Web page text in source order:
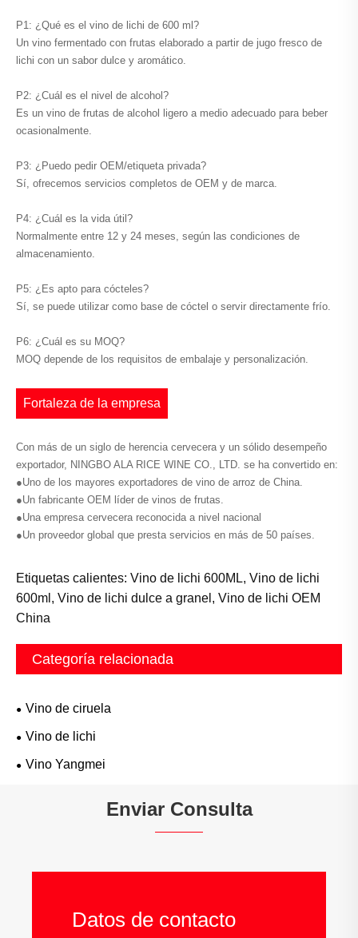
P1: ¿Qué es el vino de lichi de 600 ml?
Un vino fermentado con frutas elaborado a partir de jugo fresco de
lichi con un sabor dulce y aromático.
P2: ¿Cuál es el nivel de alcohol?
Es un vino de frutas de alcohol ligero a medio adecuado para beber
ocasionalmente.
P3: ¿Puedo pedir OEM/etiqueta privada?
Sí, ofrecemos servicios completos de OEM y de marca.
P4: ¿Cuál es la vida útil?
Normalmente entre 12 y 24 meses, según las condiciones de
almacenamiento.
P5: ¿Es apto para cócteles?
Sí, se puede utilizar como base de cóctel o servir directamente frío.
P6: ¿Cuál es su MOQ?
MOQ depende de los requisitos de embalaje y personalización.
Fortaleza de la empresa
Con más de un siglo de herencia cervecera y un sólido desempeño
exportador, NINGBO ALA RICE WINE CO., LTD. se ha convertido en:
●Uno de los mayores exportadores de vino de arroz de China.
●Un fabricante OEM líder de vinos de frutas.
●Una empresa cervecera reconocida a nivel nacional
●Un proveedor global que presta servicios en más de 50 países.
Etiquetas calientes: Vino de lichi 600ML, Vino de lichi
600ml, Vino de lichi dulce a granel, Vino de lichi OEM
China
Categoría relacionada
Vino de ciruela
Vino de lichi
Vino Yangmei
Enviar Consulta
Datos de contacto